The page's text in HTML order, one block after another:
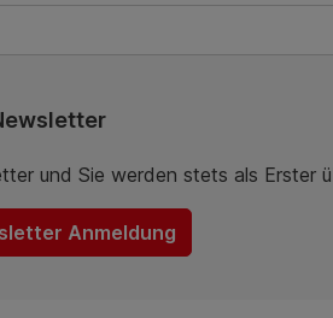
Details
und Sie werden stets als Erster
Anmeldung